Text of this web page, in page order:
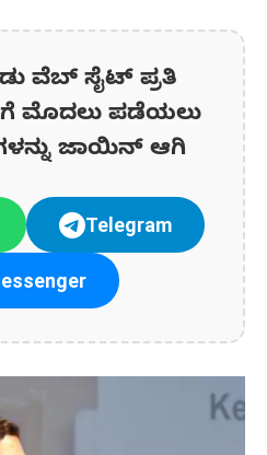
ವೆಬ್ ಸೈಟ್ ಪ್ರತಿ
ಪಡೆಯಲು
ಜಾಯಿನ್ ಆಗಿ
Telegram